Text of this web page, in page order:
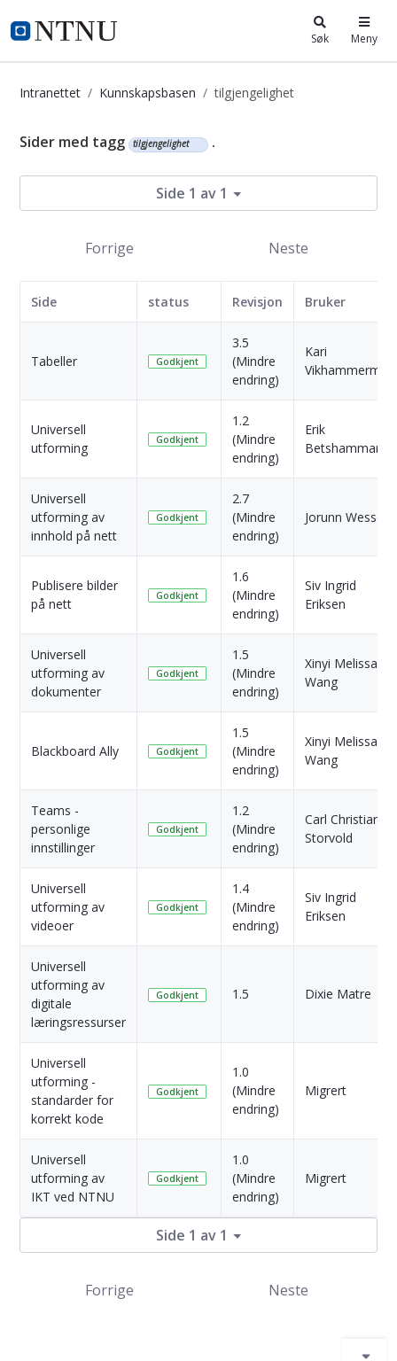
i.ntnu.no Søk Meny
Intranettet Kunnskapsbasen tilgjengelighet
Kunnskapsbasen
Sider med tagg tilgjengelighet .
Side 1 av 1
Forrige Neste
Side status Revisjon Bruker
Tabeller Godkjent
3.5
(Mindre
endring)
Kari
Vikhammermo
Universell
utforming
Godkjent
1.2
(Mindre
endring)
Erik
Betshammar
Universell
utforming av
innhold på nett
Godkjent
2.7
(Mindre
endring)
Jorunn Wessel
Publisere bilder
på nett
Godkjent
1.6
(Mindre
endring)
Siv Ingrid
Eriksen
Universell
utforming av
dokumenter
Godkjent
1.5
(Mindre
endring)
Xinyi Melissa
Wang
Blackboard Ally Godkjent
1.5
(Mindre
endring)
Xinyi Melissa
Wang
Teams -
personlige
innstillinger
Godkjent
1.2
(Mindre
endring)
Carl Christian
Storvold
Universell
utforming av
videoer
Godkjent
1.4
(Mindre
endring)
Siv Ingrid
Eriksen
Universell
utforming av
digitale
læringsressurser
Godkjent 1.5 Dixie Matre
Universell
utforming -
standarder for
korrekt kode
Godkjent
1.0
(Mindre
endring)
Migrert
Universell
utforming av
IKT ved NTNU
Godkjent
1.0
(Mindre
endring)
Migrert
Side 1 av 1
Forrige Neste